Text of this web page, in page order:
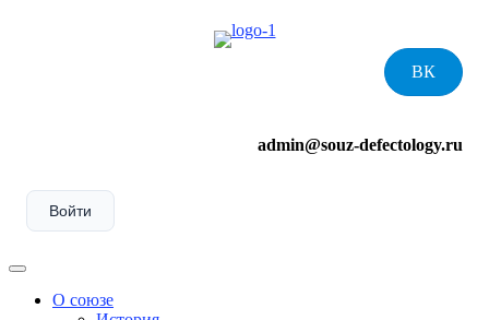
ВК
admin@souz-defectology.ru
Войти
Menu
О союзе